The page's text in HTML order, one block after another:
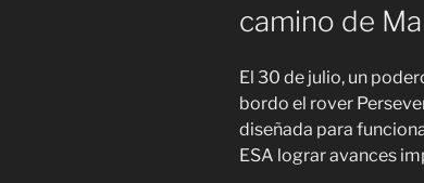
camino de
El 30 de julio, un
bordo el rover
diseñada para
ESA lograr avances